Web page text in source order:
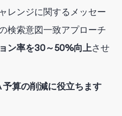
レンジに関するメッセー
検索意図一致アプローチ
ン率を30～50%向上させ
予算の削減に役立ちます